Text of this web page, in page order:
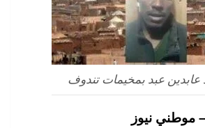
عابدين عبد بمخيمات تندوف
موطني نيوز